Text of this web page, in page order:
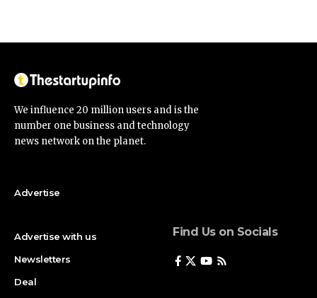
We influence 20 million users and is the
number one business and technology
news network on the planet.
Advertise
Advertise with us
Newsletters
Deal
Find Us on Socials